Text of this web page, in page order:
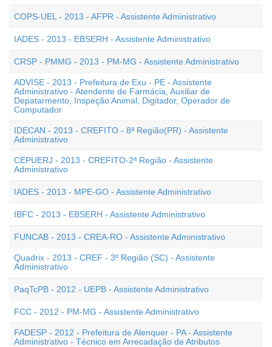
COPS-UEL - 2013 - AFPR - Assistente Administrativo
IADES - 2013 - EBSERH - Assistente Administrativo
CRSP - PMMG - 2013 - PM-MG - Assistente Administrativo
ADVISE - 2013 - Prefeitura de Exu - PE - Assistente
Administrativo - Atendente de Farmácia, Auxiliar de
Depatarmento, Inspeção Animal, Digitador, Operador de
Computador
IDECAN - 2013 - CREFITO - 8ª Região(PR) - Assistente
Administrativo
CEPUERJ - 2013 - CREFITO-2ª Região - Assistente
Administrativo
IADES - 2013 - MPE-GO - Assistente Administrativo
IBFC - 2013 - EBSERH - Assistente Administrativo
FUNCAB - 2013 - CREA-RO - Assistente Administrativo
Quadrix - 2013 - CREF - 3º Região (SC) - Assistente
Administrativo
PaqTcPB - 2012 - UEPB - Assistente Administrativo
FCC - 2012 - PM-MG - Assistente Administrativo
FADESP - 2012 - Prefeitura de Alenquer - PA - Assistente
Administrativo - Técnico em Arrecadação de Atributos